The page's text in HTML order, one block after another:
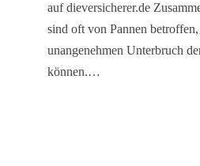
auf dieversicherer.de
sind oft von Pannen
unangenehmen Unterbruch
können.…